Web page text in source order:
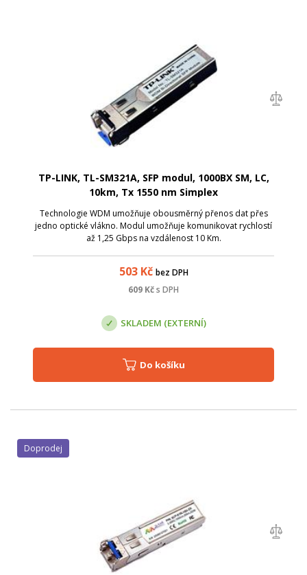
TP-LINK, TL-SM321A, SFP modul, 1000BX SM, LC,
10km, Tx 1550 nm Simplex
Technologie WDM umožňuje obousměrný přenos dat přes
jedno optické vlákno. Modul umožňuje komunikovat rychlostí
až 1,25 Gbps na vzdálenost 10 Km.
503Kč bez DPH
609 Kčs DPH
SKLADEM (EXTERNÍ)
Do košíku
Doprodej